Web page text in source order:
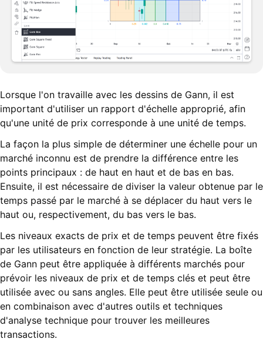
Lorsque l'on travaille avec les dessins de Gann, il est
important d'utiliser un rapport d'échelle approprié, afin
qu'une unité de prix corresponde à une unité de temps.
La façon la plus simple de déterminer une échelle pour un
marché inconnu est de prendre la différence entre les
points principaux : de haut en haut et de bas en bas.
Ensuite, il est nécessaire de diviser la valeur obtenue par le
temps passé par le marché à se déplacer du haut vers le
haut ou, respectivement, du bas vers le bas.
Les niveaux exacts de prix et de temps peuvent être fixés
par les utilisateurs en fonction de leur stratégie. La boîte
de Gann peut être appliquée à différents marchés pour
prévoir les niveaux de prix et de temps clés et peut être
utilisée avec ou sans angles. Elle peut être utilisée seule ou
en combinaison avec d'autres outils et techniques
d'analyse technique pour trouver les meilleures
transactions.